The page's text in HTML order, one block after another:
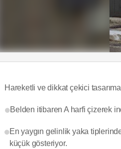
Hareketli ve dikkat çekici
Belden itibaren A harfi çizerek
En yaygın gelinlik yaka
küçük gösteriyor.